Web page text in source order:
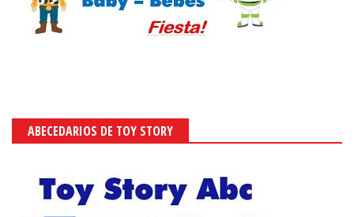
ABECEDARIOS DE TOY STORY